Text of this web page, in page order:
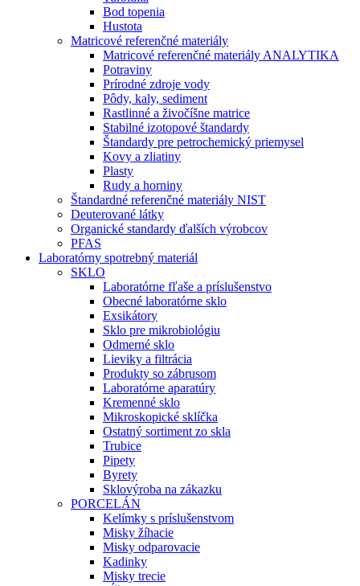
Bod topenia
Hustota
Matricové referenčné materiály
Matricové referenčné materiály ANALYTIKA
Potraviny
Prírodné zdroje vody
Pôdy, kaly, sediment
Rastlinné a živočíšne matrice
Stabilné izotopové štandardy
Štandardy pre petrochemický priemysel
Kovy a zliatiny
Plasty
Rudy a horniny
Štandardné referenčné materiály NIST
Deuterované látky
Organické standardy ďalších výrobcov
PFAS
Laboratórny spotrebný materiál
SKLO
Laboratórne fľaše a príslušenstvo
Obecné laboratórne sklo
Exsikátory
Sklo pre mikrobiológiu
Odmerné sklo
Lieviky a filtrácia
Produkty so zábrusom
Laboratórne aparatúry
Kremenné sklo
Mikroskopické sklíčka
Ostatný sortiment zo skla
Trubice
Pipety
Byrety
Sklovýroba na zákazku
PORCELÁN
Kelímky s príslušenstvom
Misky žíhacie
Misky odparovacie
Kadinky
Misky trecie